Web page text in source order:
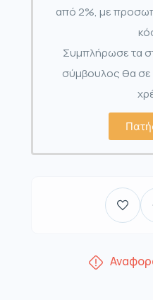
από 2%, με
Συμπλήρωσε τα
σύμβουλος θα σε